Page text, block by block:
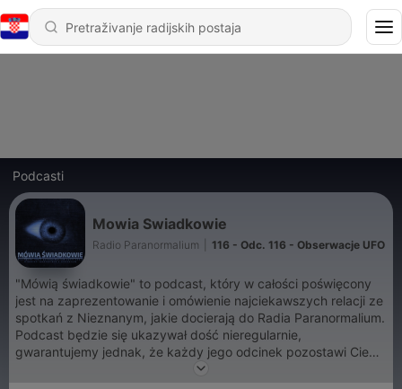
Podcasti
Mowia Swiadkowie
Radio Paranormalium 116 - Odc. 116 - Obserwacje UFO
"Mówią świadkowie" to podcast, który w całości poświęcony
jest na zaprezentowanie i omówienie najciekawszych relacji ze
spotkań z Nieznanym, jakie docierają do Radia Paranormalium.
Podcast będzie się ukazywał dość nieregularnie,
gwarantujemy jednak, że każdy jego odcinek pozostawi Ciebie
Drogi Słuchaczu i Ciebie Droga Słuchaczko z mnóstwem pytań